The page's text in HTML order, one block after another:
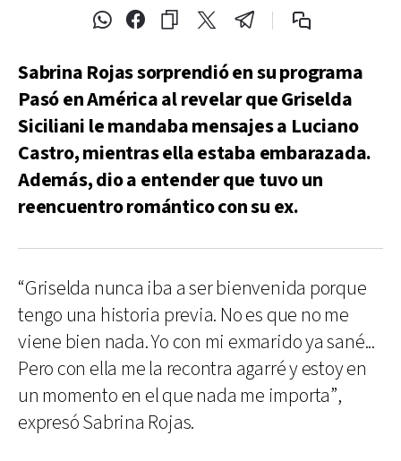
Sabrina Rojas sorprendió en su programa
Pasó en América al revelar que Griselda
Siciliani le mandaba mensajes a Luciano
Castro, mientras ella estaba embarazada.
Además, dio a entender que tuvo un
reencuentro romántico con su ex.
“Griselda nunca iba a ser bienvenida porque
tengo una historia previa. No es que no me
viene bien nada. Yo con mi exmarido ya sané...
Pero con ella me la recontra agarré y estoy en
un momento en el que nada me importa”,
expresó Sabrina Rojas.